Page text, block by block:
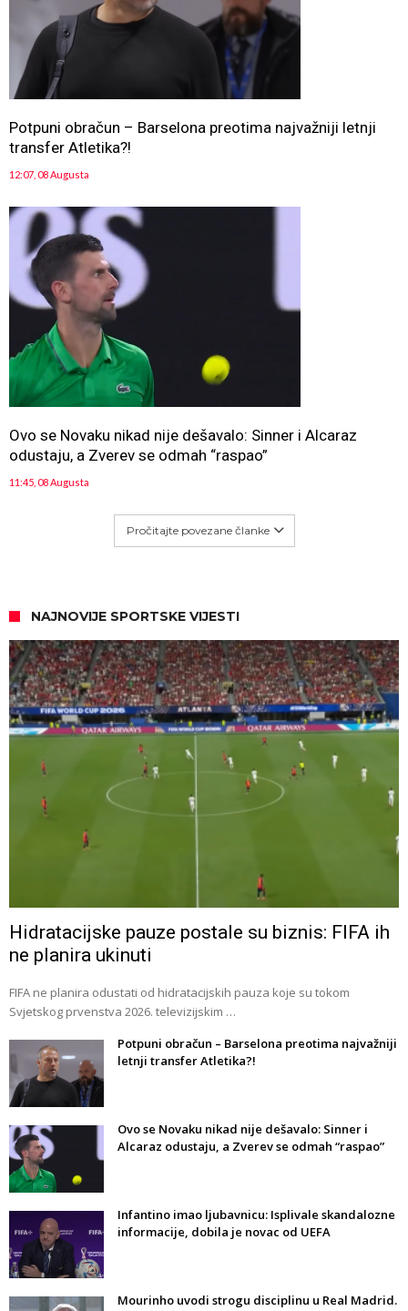
Potpuni obračun – Barselona preotima najvažniji letnji
transfer Atletika?!
12:07, 08 Augusta
Ovo se Novaku nikad nije dešavalo: Sinner i Alcaraz
odustaju, a Zverev se odmah “raspao”
11:45, 08 Augusta
Pročitajte povezane članke
NAJNOVIJE SPORTSKE VIJESTI
Hidratacijske pauze postale su biznis: FIFA ih
ne planira ukinuti
FIFA ne planira odustati od hidratacijskih pauza koje su tokom
Svjetskog prvenstva 2026. televizijskim …
Potpuni obračun – Barselona preotima najvažniji
letnji transfer Atletika?!
Ovo se Novaku nikad nije dešavalo: Sinner i
Alcaraz odustaju, a Zverev se odmah “raspao”
Infantino imao ljubavnicu: Isplivale skandalozne
informacije, dobila je novac od UEFA
Mourinho uvodi strogu disciplinu u Real Madrid.